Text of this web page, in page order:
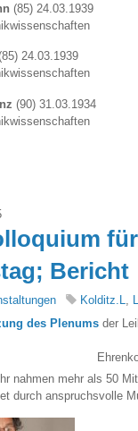
(85) 24.03.1939
24.03.1939
(90) 31.03.1934
Bericht
Kolditz.L
des Plenums der
nahmen mehr als 50
durch anspruchsvolle